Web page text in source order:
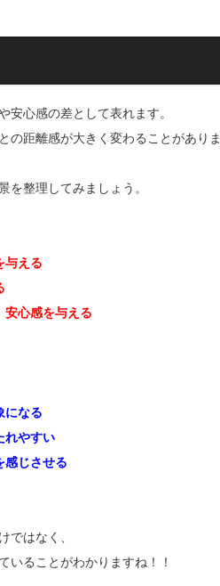
心感の差として表れます。
の距離感が大きく変わることがありま
を整理してみましょう。
与える
安心感を与える
になる
れやすい
感じさせる
ではなく、
いることがわかりますね！！